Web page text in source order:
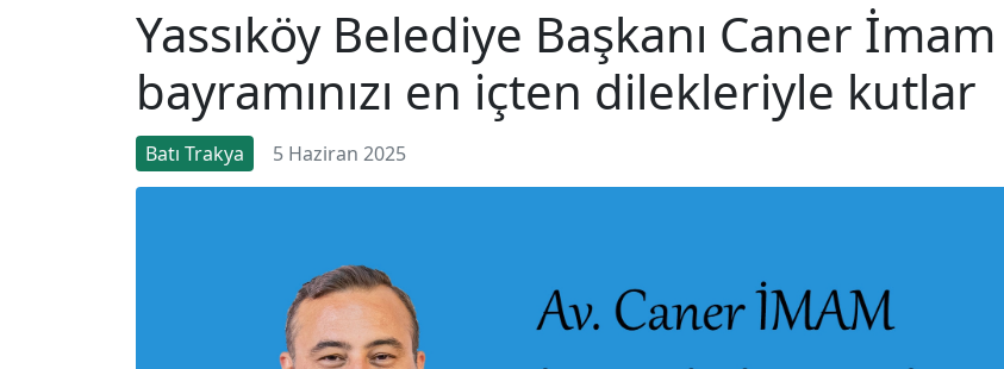
Yassıköy Belediye Başkanı Caner İmam
bayramınızı en içten dilekleriyle kutlar
Batı Trakya 5 Haziran 2025